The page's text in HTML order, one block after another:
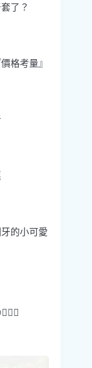
了？
格考量』
的小可愛